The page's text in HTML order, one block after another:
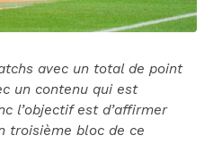
avec un total de point
un contenu qui est
l’objectif est d’affirmer
troisième bloc de ce